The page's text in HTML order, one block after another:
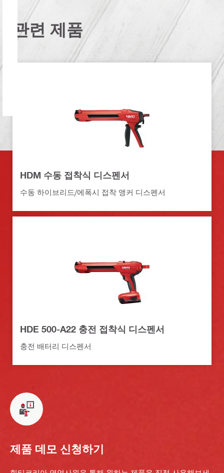
관련 제품
HDM 수동 접착식 디스펜서
수동 하이브리드/에폭시 접착 앵커 디스펜서
HDE 500-A22 충전 접착식 디스펜서
충전 배터리 디스펜서
제품 데모 신청하기